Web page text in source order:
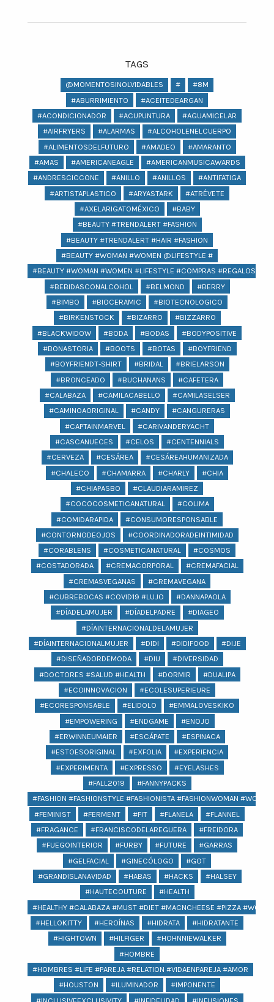
TAGS
@MOMENTOSINOLVIDABLES #
#8M
#ABURRIMIENTO
#ACEITEDEARGAN
#ACONDICIONADOR
#ACUPUNTURA
#AGUAMICELAR
#AIRFRYERS
#ALARMAS
#ALCOHOLENELCUERPO
#ALIMENTOSDELFUTURO
#AMADEO
#AMARANTO
#AMAS
#AMERICANEAGLE
#AMERICANMUSICAWARDS
#ANDRESCICCONE
#ANILLO #ANILLOS
#ANTIFATIGA
#ARTISTAPLASTICO
#ARYASTARK
#ATRÉVETE
#AXELARIGATOMÉXICO
#BABY
#BEAUTY #TRENDALERT #FASHION
#BEAUTY #TRENDALERT #HAIR #FASHION
#BEAUTY #WOMAN #WOMEN @LIFESTYLE #
#BEAUTY #WOMAN #WOMEN #LIFESTYLE #COMPRAS #REGALOS
#BEBIDASCONALCOHOL
#BELMOND
#BERRY
#BIMBO
#BIOCERAMIC
#BIOTECNOLOGICO
#BIRKENSTOCK
#BIZARRO
#BIZZARRO
#BLACKWIDOW
#BODA #BODAS
#BODYPOSITIVE
#BONASTORIA
#BOOTS #BOTAS
#BOYFRIEND
#BOYFRIENDT-SHIRT
#BRIDAL
#BRIELARSON
#BRONCEADO
#BUCHANANS
#CAFETERA
#CALABAZA
#CAMILACABELLO
#CAMILASELSER
#CAMINOAORIGINAL
#CANDY
#CANGURERAS
#CAPTAINMARVEL
#CARIVANDERYACHT
#CASCANUECES
#CELOS
#CENTENNIALS
#CERVEZA
#CESÁREA
#CESÁREAHUMANIZADA
#CHALECO
#CHAMARRA #CHARLY
#CHIA
#CHIAPASBO
#CLAUDIARAMIREZ
#COCOCOSMETICANATURAL
#COLIMA
#COMIDARAPIDA
#CONSUMORESPONSABLE
#CONTORNODEOJOS
#COORDINADORADEINTIMIDAD
#CORABLENS
#COSMETICANATURAL
#COSMOS
#COSTADORADA
#CREMACORPORAL
#CREMAFACIAL
#CREMASVEGANAS
#CREMAVEGANA
#CUBREBOCAS #COVID19 #LUJO
#DANNAPAOLA
#DÍADELAMUJER
#DÍADELPADRE
#DIAGEO
#DÍAINTERNACIONALDELAMUJER
#DÍAINTERNACIONALMUJER
#DIDI #DIDIFOOD
#DIJE
#DISEÑADORDEMODA
#DIU
#DIVERSIDAD
#DOCTORES #SALUD #HEALTH
#DORMIR
#DUALIPA
#ECOINNOVACION
#ECOLESUPERIEURE
#ECORESPONSABLE
#ELIDOLO
#EMMALOVESKIKO
#EMPOWERING
#ENDGAME
#ENOJO
#ERWINNEUMAIER
#ESCÁPATE
#ESPINACA
#ESTOESORIGINAL
#EXFOLIA
#EXPERIENCIA
#EXPERIMENTA
#EXPRESSO
#EYELASHES
#FALL2019
#FANNYPACKS
#FASHION #FASHIONSTYLE #FASHIONISTA #FASHIONWOMAN
#FEMINIST
#FERMENT #FIT #FLANELA
#FLANNEL
#FRAGANCE
#FRANCISCODELAREGUERA
#FREIDORA
#FUEGOINTERIOR
#FURBY #FUTURE
#GARRAS
#GELFACIAL
#GINECÓLOGO
#GOT
#GRANDISLANAVIDAD
#HABAS #HACKS
#HALSEY
#HAUTECOUTURE
#HEALTH
#HEALTHY #CALABAZA #MUST #DIET #MACNCHEESE #PIZZA
#HELLOKITTY
#HEROÍNAS #HIDRATA
#HIDRATANTE
#HIGHTOWN
#HILFIGER
#HOHNNIEWALKER
#HOMBRE
#HOMBRES #LIFE #PAREJA #RELATION #VIDAENPAREJA #AMOR
#HOUSTON
#ILUMINADOR
#IMPONENTE